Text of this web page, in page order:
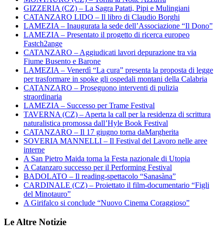
GIZZERIA (CZ) – La Sagra Patati, Pipi e Mulingiani
CATANZARO LIDO – Il libro di Claudio Borghi
LAMEZIA – Inaugurata la sede dell’Associazione “Il Dono”
LAMEZIA – Presentato il progetto di ricerca europeo
Fastch2ange
CATANZARO – Aggiudicati lavori depurazione tra via
Fiume Busento e Barone
LAMEZIA – Venerdì “La cura” presenta la proposta di legge
per trasformare in spoke gli ospedali montani della Calabria
CATANZARO – Proseguono interventi di pulizia
straordinaria
LAMEZIA – Successo per Trame Festival
TAVERNA (CZ) – Aperta la call per la residenza di scrittura
naturalistica promossa dall’Hyle Book Festival
CATANZARO – Il 17 giugno torna daMargherita
SOVERIA MANNELLI – Il Festival del Lavoro nelle aree
interne
A San Pietro Maida torna la Festa nazionale di Utopia
A Catanzaro successo per il Performing Festival
BADOLATO – Il reading-spettacolo “Sanasàna”
CARDINALE (CZ) – Proiettato il film-documentario “Figli
del Minotauro”
A Girifalco si conclude “Nuovo Cinema Coraggioso”
Le Altre Notizie